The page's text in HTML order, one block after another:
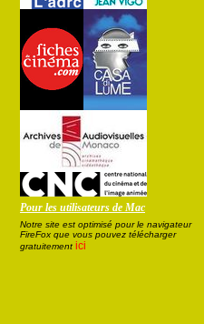
Pour les utilisateurs de Mac
Notre site est optimisé pour le navigateur
FireFox que vous pouvez télécharger
gratuitement ici